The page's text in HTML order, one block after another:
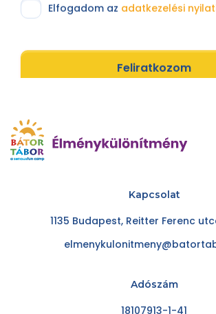
Elfogadom az adatkezelési
Feliratkozom
Kapcsolat
1135 Budapest, Reitter Ferenc
Adószám
18107913-1-41